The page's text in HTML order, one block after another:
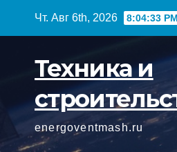
Чт. Авг 6th, 2026 8:04:34 PM
Техника и
energoventmash.ru